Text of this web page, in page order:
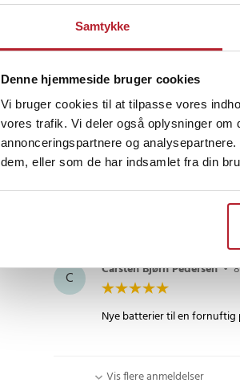
Samtykke
Denne hjemmeside bruger cookies
Vi bruger cookies til at tilpasse vores
vores trafik. Vi deler også oplysninger om
annonceringspartnere og
dem, eller som de har indsamlet fra din
TA Taesir Aljaberi
Meget godt og billigt..
KA Kim Andersen•8 år siden
Batteri til PS 3, og det virker
C Carsten Bjørn Pedersen•
Nye batterier til en
Vis flere anmeldelser